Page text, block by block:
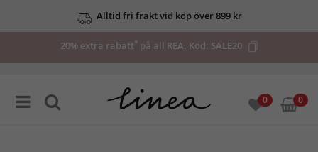
Alltid fri frakt vid köp över 899 kr
20% extra rabatt*på all REA. Kod: SALE20
0 0